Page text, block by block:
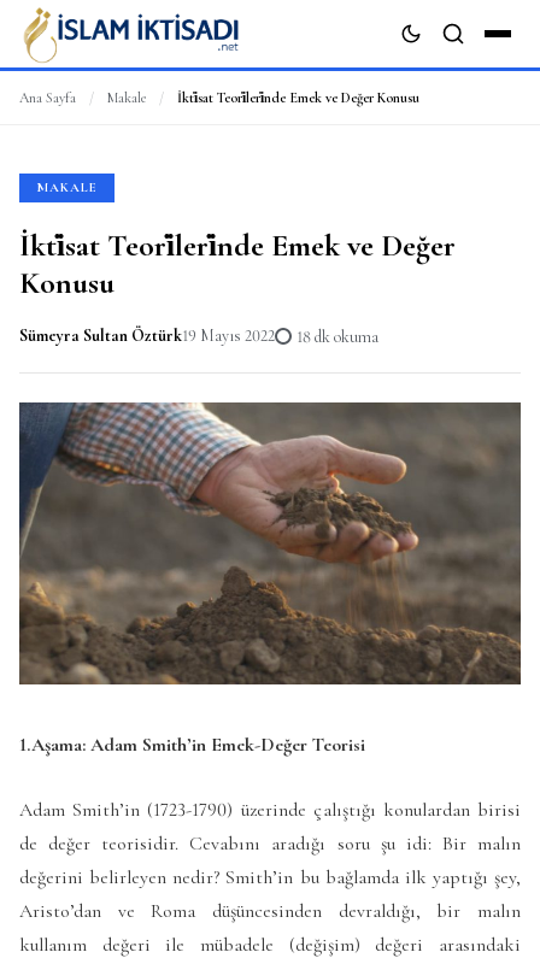
Ana Sayfa / Makale / İkti̇sat Teori̇leri̇nde Emek ve Değer Konusu
MAKALE
İkti̇sat Teori̇leri̇nde Emek ve Değer
Konusu
Sümeyra Sultan Öztürk19 Mayıs 2022 18 dk okuma
1.Aşama: Adam Smith’in Emek-Değer Teorisi
Adam Smith’in (1723-1790) üzerinde çalıştığı konulardan birisi
de değer teorisidir. Cevabını aradığı soru şu idi: Bir malın
değerini belirleyen nedir? Smith’in bu bağlamda ilk yaptığı şey,
Aristo’dan ve Roma düşüncesinden devraldığı, bir malın
kullanım değeri ile mübadele (değişim) değeri arasındaki